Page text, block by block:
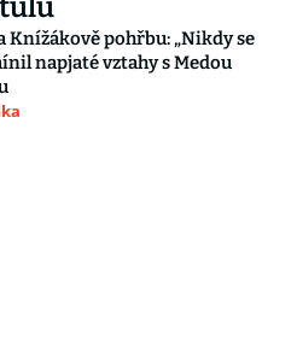
Knížákově pohřbu: „Nikdy se
napjaté vztahy s Medou